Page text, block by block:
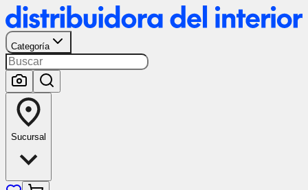
Categoría
Sucursal